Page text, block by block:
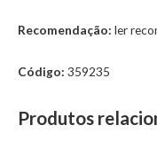
Recomendação: ler
Código: 359235
Produtos